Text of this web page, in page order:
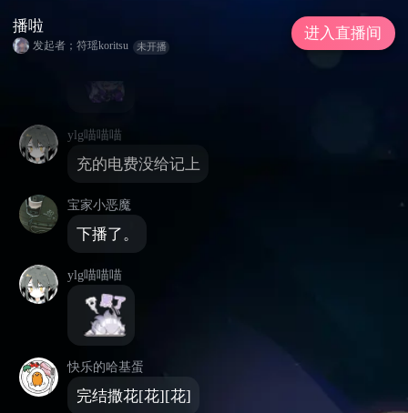
十九欧
ylg喵喵喵
充的电费没给记上
宝家小恶魔
下播了。
ylg喵喵喵
快乐的哈基蛋
完结撒花[花][花]
播啦
发起者；符瑶koritsu 未开播
进入直播间